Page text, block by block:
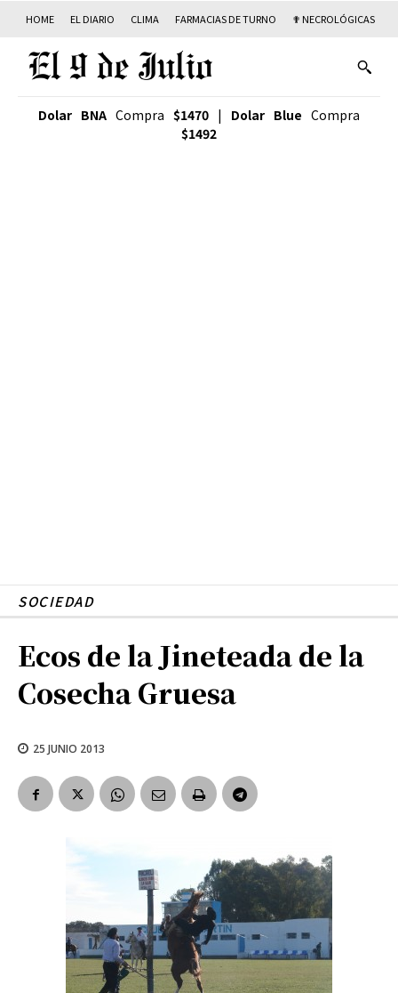
HOME EL DIARIO CLIMA FARMACIAS DE TURNO ✟ NECROLÓGICAS
Dolar BNA Compra $1470 | Dolar Blue Compra
$1492
SOCIEDAD
Ecos de la Jineteada de la
Cosecha Gruesa
25 JUNIO 2013